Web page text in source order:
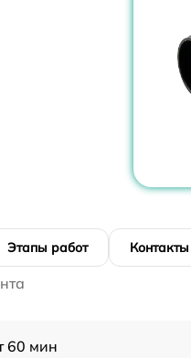
Этапы работ Контакты
60 мин